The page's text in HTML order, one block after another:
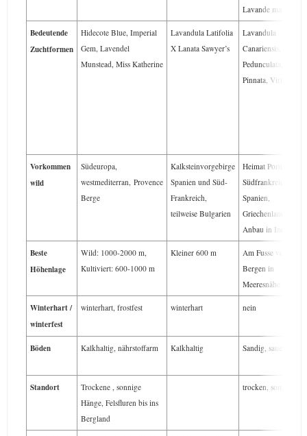
Lavande maritime
Bedeutende
Zuchtformen
Hidecote Blue, Imperial
Gem, Lavendel
Munstead, Miss Katherine
Lavandula Latifolia
X Lanata Sawyer’s
Lavandula
Canariensis,
Pedunculata,
Pinnata, Viridis
Vorkommen
wild
Südeuropa,
westmediterran, Provence
Berge
Kalksteinvorgebirge
Spanien und Süd-
Frankreich,
teilweise Bulgarien
Heimat Portugal,
Südfrankreich,
Spanien,
Griechenland,
Anbau in Indien
Beste
Höhenlage
Wild: 1000-2000 m,
Kultiviert: 600-1000 m
Kleiner 600 m
Am Fusse von
Bergen in
Meeresnähe
Winterhart /
winterfest
winterhart, frostfest winterhart nein
Böden Kalkhaltig, nährstoffarm Kalkhaltig Sandig, sauer
Standort
Trockene , sonnige
Hänge, Felsfluren bis ins
Bergland
trocken, sonnig